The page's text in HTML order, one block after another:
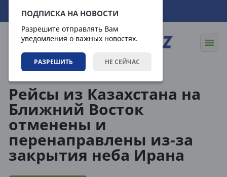
ПОДПИСКА НА НОВОСТИ
Разрешите отправлять Вам
уведомления о важных новостях.
РАЗРЕШИТЬ НЕ СЕЙЧАС
08.08.2026 07:46:50
Рейсы из Казахстана на
Ближний Восток
отменены и
перенаправлены из-за
закрытия неба Ирана